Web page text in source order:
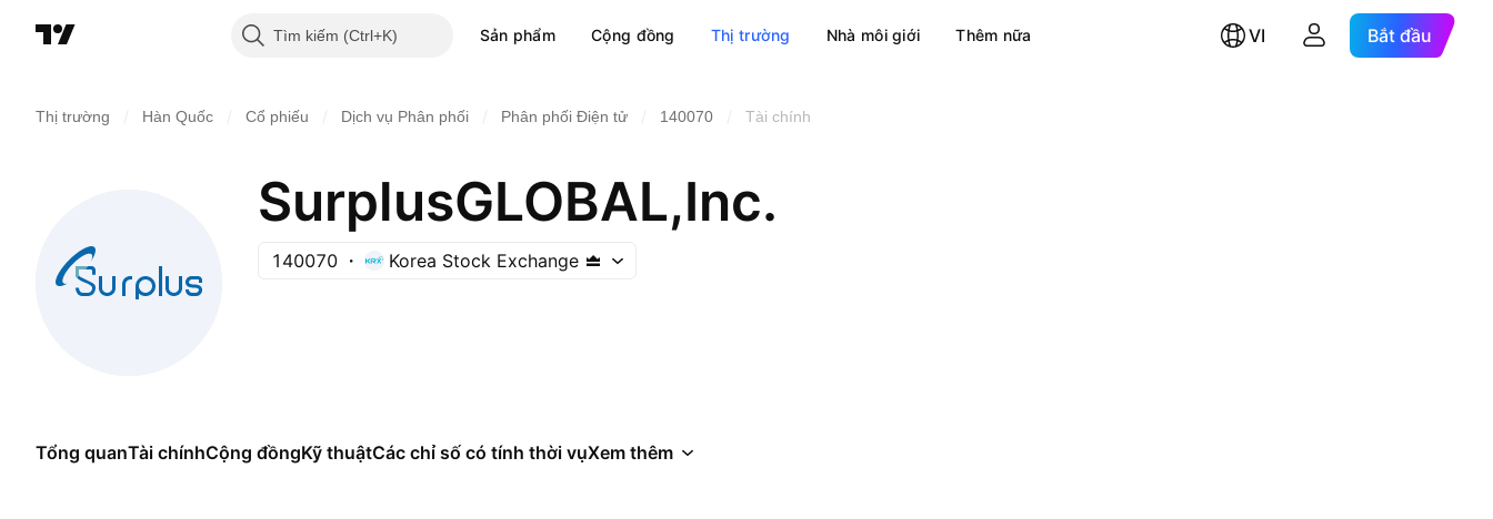
Tìm kiếm Sản phẩm Cộng đồng Thị trường Nhà môi giới Thêm nữa VI Bắt đầu
Thị trường Hàn Quốc Cổ phiếu Dịch vụ Phân phối Phân phối Điện tử 140070 Tài chính
SurplusGLOBAL,Inc.
140070 Korea Stock Exchange
Tổng quanTài chínhCộng đồngKỹ thuậtCác chỉ số có tính thời vụXem thêm